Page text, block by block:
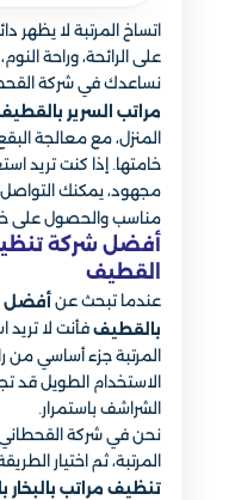
اتساخ المرتبة لا يظهر
على الرائحة، وراحة
نساعدك في شركة
مراتب السرير
المنزل، مع معالجة
خامتها. إذا كنت تريد
مجهود، يمكنك
مناسب والحصول على
أفضل شركة
القطيف
عندما تبحث عن أفضل
بالقطيف فأنت لا
المرتبة جزء أساسي من
الاستخدام الطويل قد
الشراشف باستمرار.
نحن في شركة القحطاني
المرتبة، ثم اختيار
تنظيف مراتب بالبخار